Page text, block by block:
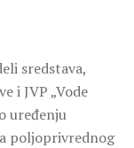
sredstava,
i JVP „Vode
uređenju
poljoprivrednog